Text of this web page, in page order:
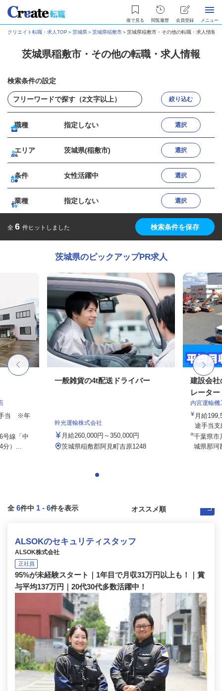
後で見る 閲覧履歴 会員登録 メニュー
クリエイト転職・求人TOP ＞茨城県＞茨城県稲敷市＞茨城県稲敷市・その他の転職・求人情報
茨城県稲敷市・その他の転職・求人情報
検索条件の設定
絞り込む
職種 指定しない 選択
エリア 茨城県(稲敷市) 選択
条件 女性活躍中 選択
業種 指定しない 選択
全 6 件ヒットしました 検索条件を保存
茨城県のピックアップPR求人
手当 ※年
号線「中
）...
一般雑貨の4t配送ドライバー
幹光運輸株式会社
月給260,000円～350,000円
茨城県稲敷郡阿見町吉原1248
建設会社
レーター
内宮運輸機
月給
途手当
千葉県市
城県那珂
全 6件中 1 - 6件を表示
ALSOKのセキュリティスタッフ
ALSOK株式会社
正社員
95%が未経験スタート｜1年目で月収31万円以上も！｜賞
与平均137万円｜20代30代多数活躍中！